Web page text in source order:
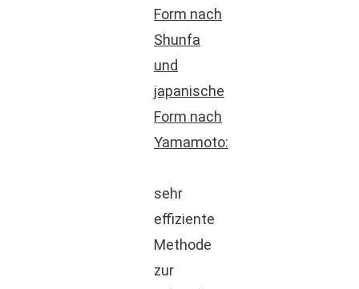
Form nach
Shunfa
und
japanische
Form nach
Yamamoto:
sehr
effiziente
Methode
zur